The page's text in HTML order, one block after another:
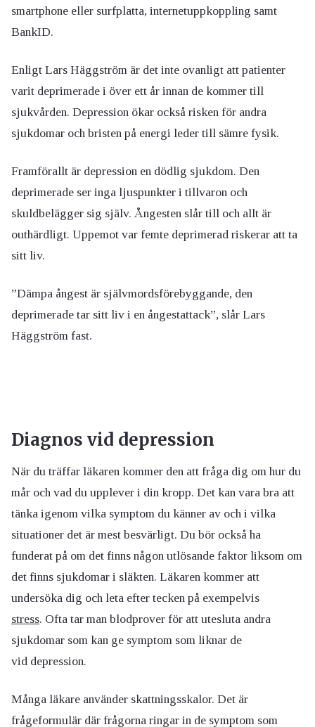
smartphone eller surfplatta, internetuppkoppling samt
BankID.
Enligt Lars Häggström är det inte ovanligt att patienter
varit deprimerade i över ett år innan de kommer till
sjukvården. Depression ökar också risken för andra
sjukdomar och bristen på energi leder till sämre fysik.
Framförallt är depression en dödlig sjukdom. Den
deprimerade ser inga ljuspunkter i tillvaron och
skuldbelägger sig själv. Ångesten slår till och allt är
outhärdligt. Uppemot var femte deprimerad riskerar att ta
sitt liv.
”Dämpa ångest är självmordsförebyggande, den
deprimerade tar sitt liv i en ångestattack”, slår Lars
Häggström fast.
Diagnos vid depression
När du träffar läkaren kommer den att fråga dig om hur du
mår och vad du upplever i din kropp. Det kan vara bra att
tänka igenom vilka symptom du känner av och i vilka
situationer det är mest besvärligt. Du bör också ha
funderat på om det finns någon utlösande faktor liksom om
det finns sjukdomar i släkten. Läkaren kommer att
undersöka dig och leta efter tecken på exempelvis
stress. Ofta tar man blodprover för att utesluta andra
sjukdomar som kan ge symptom som liknar de
vid depression.
Många läkare använder skattningsskalor. Det är
frågeformulär där frågorna ringar in de symptom som